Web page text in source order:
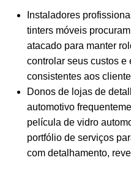
Instaladores
tinters móveis
atacado para manter
controlar seus custos e
consistentes aos
Donos de lojas de
automotivo
película de vidro
portfólio de serviços
com detalhamento,